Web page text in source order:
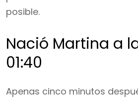
posible.
Nació Martina a
01:40
Apenas cinco minutos